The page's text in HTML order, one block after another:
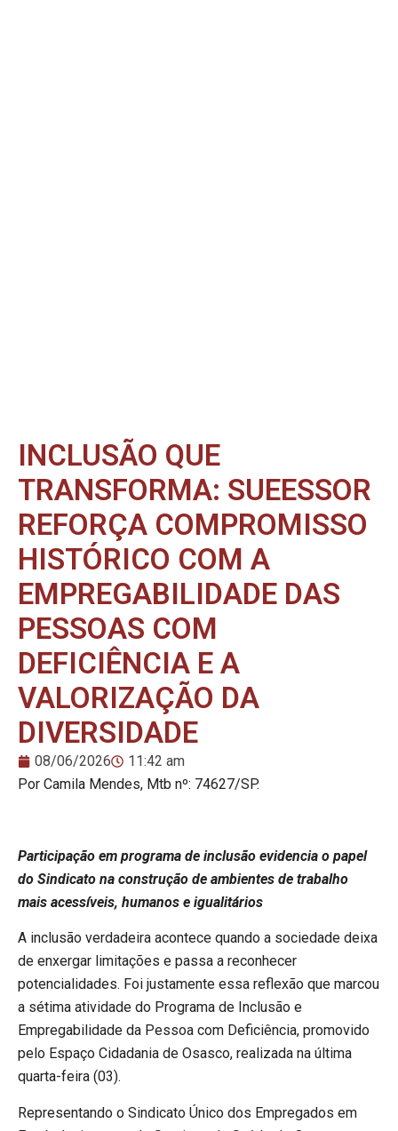
INCLUSÃO QUE
TRANSFORMA: SUEESSOR
REFORÇA COMPROMISSO
HISTÓRICO COM A
EMPREGABILIDADE DAS
PESSOAS COM
DEFICIÊNCIA E A
VALORIZAÇÃO DA
DIVERSIDADE
08/06/2026
11:42 am
Por Camila Mendes, Mtb nº: 74627/SP.
Participação em programa de inclusão evidencia o papel
do Sindicato na construção de ambientes de trabalho
mais acessíveis, humanos e igualitários
A inclusão verdadeira acontece quando a sociedade deixa
de enxergar limitações e passa a reconhecer
potencialidades. Foi justamente essa reflexão que marcou
a sétima atividade do Programa de Inclusão e
Empregabilidade da Pessoa com Deficiência, promovido
pelo Espaço Cidadania de Osasco, realizada na última
quarta-feira (03).
Representando o Sindicato Único dos Empregados em